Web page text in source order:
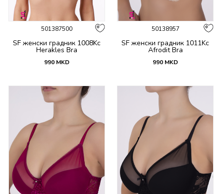
501387500
SF женски градник 1008Kc
Herakles Bra
990 MKD
50138957
SF женски градник 1011Kc
Afrodit Bra
990 MKD